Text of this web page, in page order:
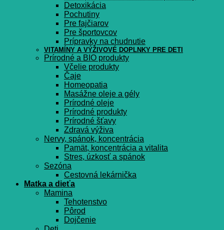
Detoxikácia
Pochutiny
Pre fajčiarov
Pre športovcov
Prípravky na chudnutie
VITAMÍNY A VÝŽIVOVÉ DOPLNKY PRE DETI
Prírodné a BIO produkty
Včelie produkty
Čaje
Homeopatia
Masážne oleje a gély
Prírodné oleje
Prírodné produkty
Prírodné šťavy
Zdravá výživa
Nervy, spánok, koncentrácia
Pamät, koncentrácia a vitalita
Stres, úzkosť a spánok
Sezóna
Cestovná lekárnička
Matka a dieťa
Mamina
Tehotenstvo
Pôrod
Dojčenie